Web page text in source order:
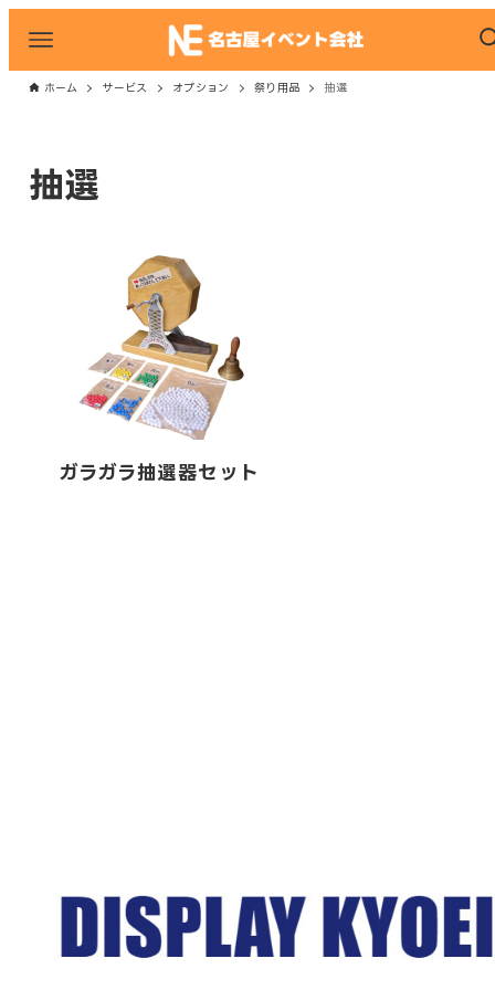
ホーム サービス オプション 祭り用品 抽選
抽選
ガラガラ抽選器セット